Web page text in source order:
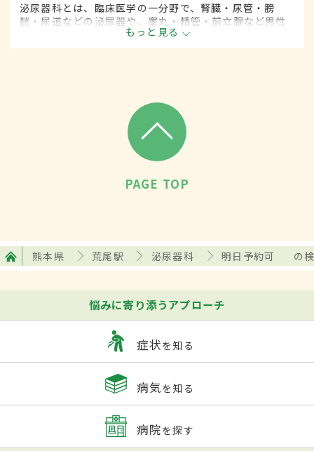
泌尿器科とは、臨床医学の一分野で、腎臓・尿管・膀
胱・尿道などの泌尿器や、睾丸・精管・前立腺など男性
性器に関係した疾患を専門的に取り扱います。
もっと見る
PAGE TOP
熊本県 荒尾駅 泌尿器科 明日予約可 の
悩みに寄り添うアプローチ
症状を知る
病気を知る
病院を探す